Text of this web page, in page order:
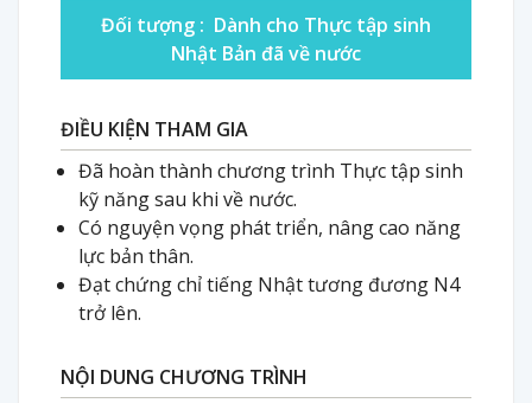
Đối tượng : Dành cho Thực tập sinh
Nhật Bản đã về nước
ĐIỀU KIỆN THAM GIA
Đã hoàn thành chương trình Thực tập sinh
kỹ năng sau khi về nước.
Có nguyện vọng phát triển, nâng cao năng
lực bản thân.
Đạt chứng chỉ tiếng Nhật tương đương N4
trở lên.
NỘI DUNG CHƯƠNG TRÌNH